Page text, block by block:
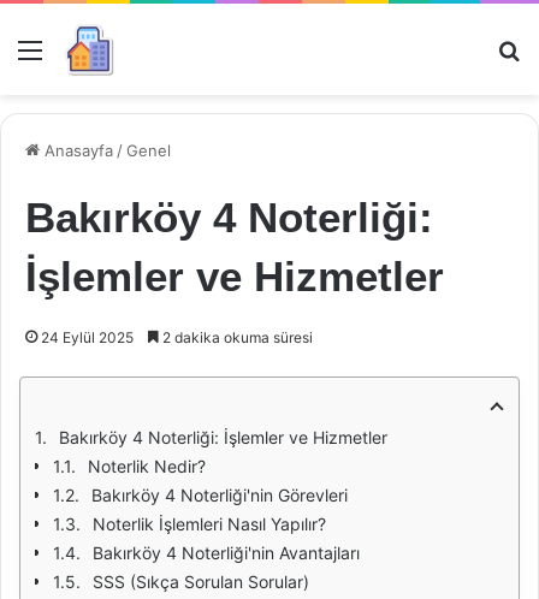
Menü
Anasayfa /Genel
Bakırköy 4 Noterliği:
İşlemler ve Hizmetler
24 Eylül 2025 2 dakika okuma süresi
Bakırköy 4 Noterliği: İşlemler ve Hizmetler
Noterlik Nedir?
Bakırköy 4 Noterliği'nin Görevleri
Noterlik İşlemleri Nasıl Yapılır?
Bakırköy 4 Noterliği'nin Avantajları
SSS (Sıkça Sorulan Sorular)